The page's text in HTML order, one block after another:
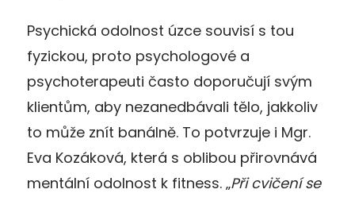
Psychická odolnost úzce souvisí s tou
fyzickou, proto psychologové a
psychoterapeuti často doporučují svým
klientům, aby nezanedbávali tělo, jakkoliv
to může znít banálně. To potvrzuje i Mgr.
Eva Kozáková, která s oblibou přirovnává
mentální odolnost k fitness. „Při cvičení se